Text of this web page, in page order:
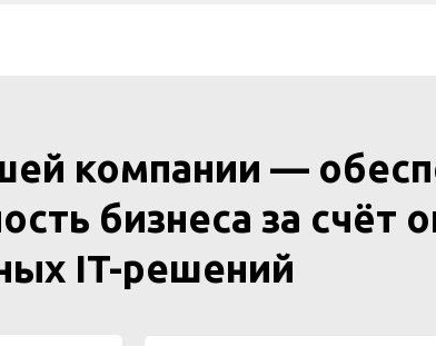
компании —
бизнеса за счёт
IT-решений